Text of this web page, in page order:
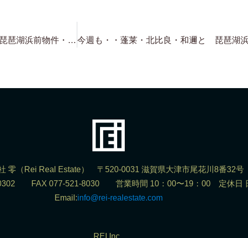
現在の 琵琶湖浜付き物件・琵琶湖浜前物件・琵琶湖が一望できる物件 の 値ごろ感？ 価格帯などの まとめ（笑） 参考になればと思いまして・・・
零（Rei Real Estate） 〒520-0031 滋賀県大津市尾花川8番32号
0302 FAX 077-521-8030 営業時間 10：00〜19：00 定休日
Email:info@rei-realestate.com
REI.Inc.,